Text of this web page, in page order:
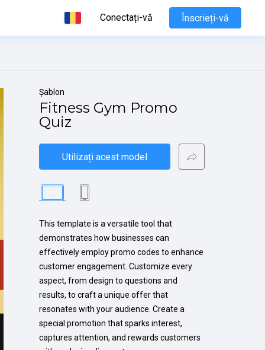
Conectați-vă Înscrieți-vă
Șablon
Fitness Gym Promo
Quiz
Utilizați acest model
This template is a versatile tool that
demonstrates how businesses can
effectively employ promo codes to enhance
customer engagement. Customize every
aspect, from design to questions and
results, to craft a unique offer that
resonates with your audience. Create a
special promotion that sparks interest,
captures attention, and rewards customers